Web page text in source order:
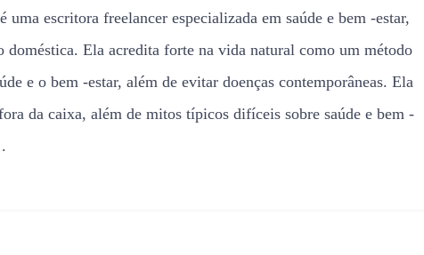
uma escritora freelancer especializada em saúde e bem -estar,
doméstica. Ela acredita forte na vida natural como um método
e o bem -estar, além de evitar doenças contemporâneas. Ela
da caixa, além de mitos típicos difíceis sobre saúde e bem -